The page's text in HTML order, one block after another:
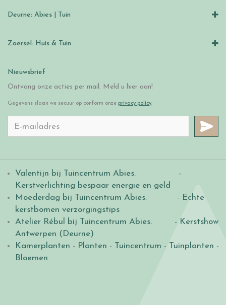
Deurne: Abies | Tuin
Zoersel: Huis & Tuin
Nieuwsbrief
Ontvang onze acties per mail. Meld u hier aan!
Gegevens slaan we secuur op conform onze privacy policy.
Valentijn bij Tuincentrum Abies.
-
Kerstverlichting bespaar energie en geld
Moederdag bij Tuincentrum Abies. - Echte
kerstbomen verzorgingstips
Atelier Rébul bij Tuincentrum Abies.
- Kerstshow
Antwerpen (Deurne)
Kamerplanten - Planten - Tuincentrum - Tuinplanten -
Bloemen